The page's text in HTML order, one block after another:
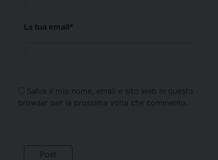
La tua email*
Salva il mio nome, email e sito web in questo
browser per la prossima volta che commento.